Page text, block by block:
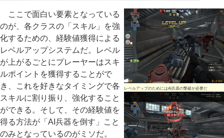
レベルアップのためにはAI兵器の撃破が必要だ
ここで面白い要素となっている
のが、各クラスの「スキル」を強
化するための、経験値獲得による
レベルアップシステムだ。レベル
が上がるごとにプレーヤーはスキ
ルポイントを獲得することがで
き、これを好きなタイミングで各
スキルに割り振り、強化すること
ができる。そして、その経験値を
得る方法が「AI兵器を倒す」こと
のみとなっているのがミソだ。